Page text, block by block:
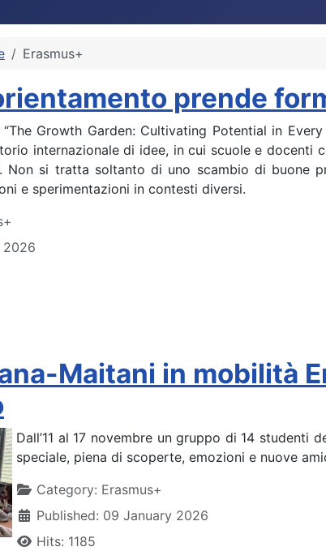
Erasmus+
prende
Growth Garden: Cultivating Potential in
internazionale di idee, in cui scuole e docenti
Non si tratta soltanto di uno scambio di buone
e sperimentazioni in contesti diversi.
2026
Maitani in mobilità
Dall’11 al 17 novembre un gruppo di 14
speciale, piena di scoperte, emozioni e nuove
DetailsCategory: Erasmus+
Published: 09 January 2026
Hits: 1185